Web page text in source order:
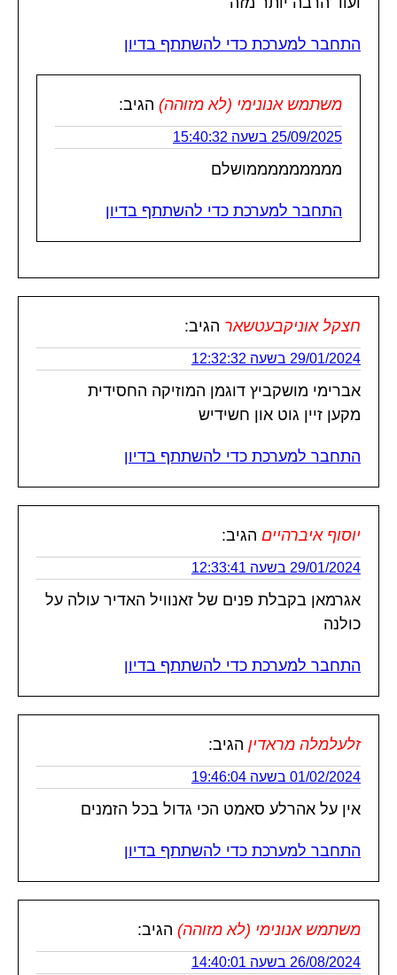
התחבר למערכת כדי להשתתף בדיון
משתמש אנונימי (לא מזוהה) הגיב:
25/09/2025 בשעה 15:40:32
מממממממממושלם
התחבר למערכת כדי להשתתף בדיון
חצקל אוניקבעטשאר הגיב:
29/01/2024 בשעה 12:32:32
אברימי מושקביץ דוגמן המוזיקה החסידית
מקען זיין גוט און חשידיש
התחבר למערכת כדי להשתתף בדיון
יוסוף איברהיים הגיב:
29/01/2024 בשעה 12:33:41
אגרמאן בקבלת פנים של זאנוויל האדיר עולה על
כולנה
התחבר למערכת כדי להשתתף בדיון
זלעלמלה מראדין הגיב:
01/02/2024 בשעה 19:46:04
אין על אהרלע סאמט הכי גדול בכל הזמנים
התחבר למערכת כדי להשתתף בדיון
משתמש אנונימי (לא מזוהה) הגיב:
26/08/2024 בשעה 14:40:01